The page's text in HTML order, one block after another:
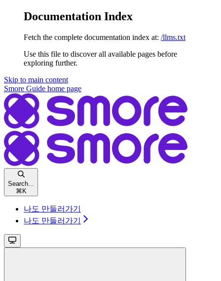
Documentation Index
Fetch the complete documentation index at: /llms.txt
Use this file to discover all available pages before
exploring further.
Skip to main content
Smore Guide home page
Search...
⌘ K
나도 만들러가기
나도 만들러가기